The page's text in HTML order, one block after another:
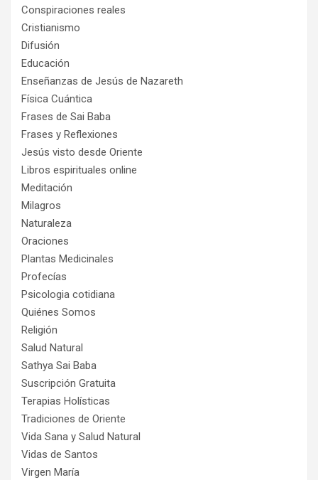
Conspiraciones reales
Cristianismo
Difusión
Educación
Enseñanzas de Jesús de Nazareth
Física Cuántica
Frases de Sai Baba
Frases y Reflexiones
Jesús visto desde Oriente
Libros espirituales online
Meditación
Milagros
Naturaleza
Oraciones
Plantas Medicinales
Profecías
Psicologia cotidiana
Quiénes Somos
Religión
Salud Natural
Sathya Sai Baba
Suscripción Gratuita
Terapias Holísticas
Tradiciones de Oriente
Vida Sana y Salud Natural
Vidas de Santos
Virgen María